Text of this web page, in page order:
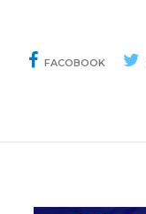
FACOBOOK